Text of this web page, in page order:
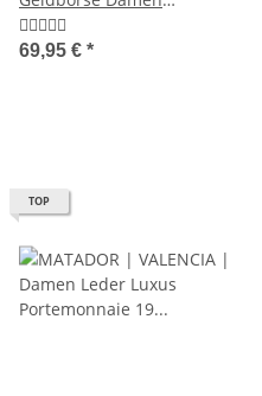
Portemonnaie RFID
69,95 € *
TOP